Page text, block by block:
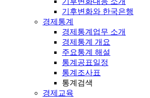
기후변화와 한국은행
경제통계
경제통계업무 소개
경제통계 개요
주요통계 해설
통계공표일정
통계조사표
통계검색
경제교육